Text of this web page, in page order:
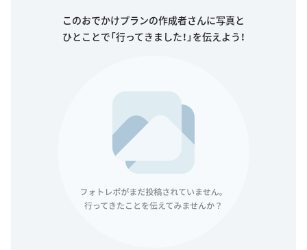
このおでかけプランの作成者さんに写真と
ひとことで「行ってきました！」を伝えよう！